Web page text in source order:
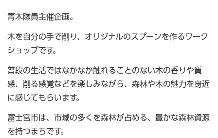
青木隊員主催企画。
木を自分の手で削り、オリジナルのスプーンを作るワーク
ショップです。
普段の生活ではなかなか触れることのない木の香りや質
感、削る感覚などを楽しみながら、森林や木の魅力を身近
に感じてもらいます。
富士宮市は、市域の多くを森林が占める、豊かな森林資源
を持つまちです。